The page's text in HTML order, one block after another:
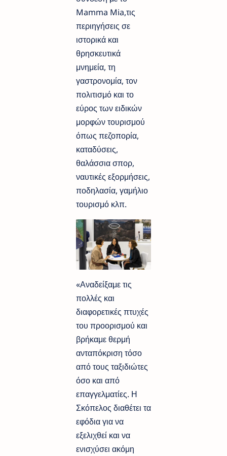
Mamma Mia,​τις
περιηγήσεις σε
ιστορικά και
θρησκευτικά
μνημεία, ​τη
γαστρονομία​, το​ν
πολιτισμό​ και το
εύρος των ειδικών
μορφών τουρισμού
όπως πεζοπορία,
καταδύσεις,
θαλάσσια σπορ,
ναυτικές εξορμήσεις,
ποδηλασία​, γαμήλιο
τουρισμό κλπ.
«Αναδείξαμε τις
πολλές και
διαφορετικές πτυχές
του προορισμού και
βρήκαμε θερμή
ανταπόκριση τόσο
από τους ταξιδιώτες
όσο και από
επαγγελματίες. Η
Σκόπελος διαθέτει τα
εφόδια για να
εξελιχθεί και να
ενισχύσει ακόμη